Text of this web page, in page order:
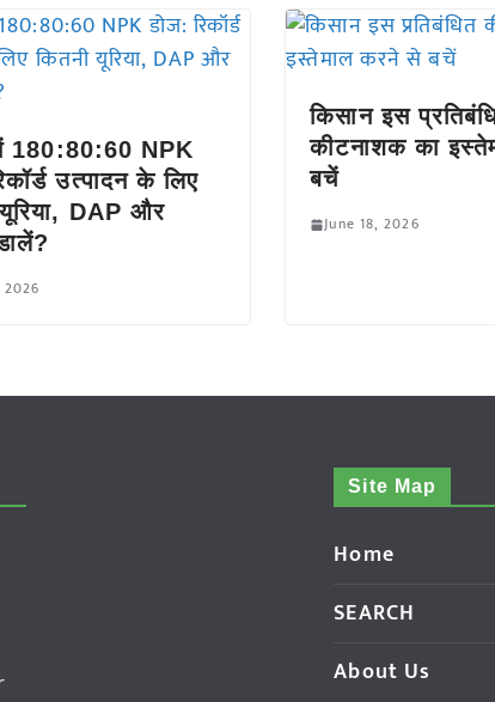
180:80:60 NPK
उत्पादन के लिए
DAP और
2026
किसान इस
कीटनाशक का
बचें
June 18, 2026
Site Map
Home
SEARCH
About Us